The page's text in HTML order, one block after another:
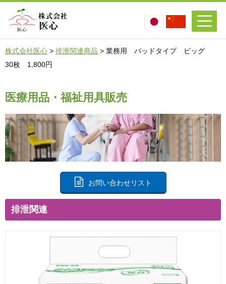
株式会社医心 > 排泄関連商品 > 業務用 パッドタイプ ビッグ
30枚 1,800円
医療用品・福祉用具販売
お問い合わせリスト
排泄関連